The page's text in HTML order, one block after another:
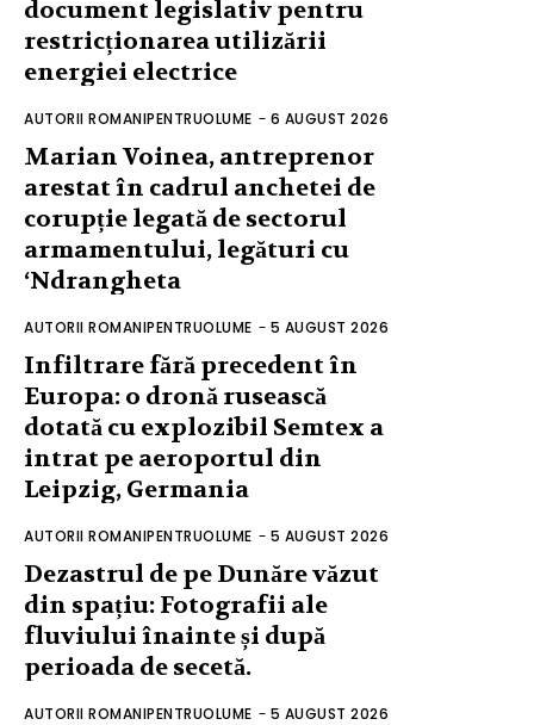
document legislativ pentru
restricționarea utilizării
energiei electrice
AUTORII ROMANIPENTRUOLUME - 6 AUGUST 2026
Marian Voinea, antreprenor
arestat în cadrul anchetei de
corupție legată de sectorul
armamentului, legături cu
‘Ndrangheta
AUTORII ROMANIPENTRUOLUME - 5 AUGUST 2026
Infiltrare fără precedent în
Europa: o dronă rusească
dotată cu explozibil Semtex a
intrat pe aeroportul din
Leipzig, Germania
AUTORII ROMANIPENTRUOLUME - 5 AUGUST 2026
Dezastrul de pe Dunăre văzut
din spațiu: Fotografii ale
fluviului înainte și după
perioada de secetă.
AUTORII ROMANIPENTRUOLUME - 5 AUGUST 2026